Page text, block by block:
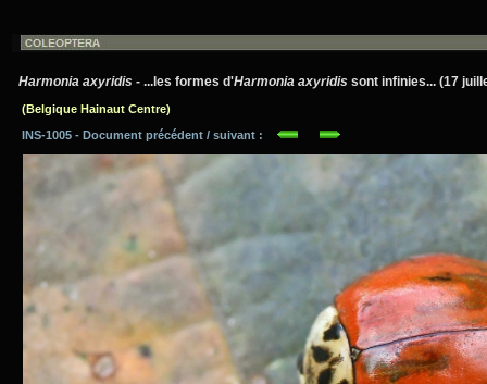
Harmonia axyridis - ...les formes d'Harmonia axyridis sont infinies... (17
(Belgique Hainaut Centre)
INS-1005 - Document précédent / suivant :